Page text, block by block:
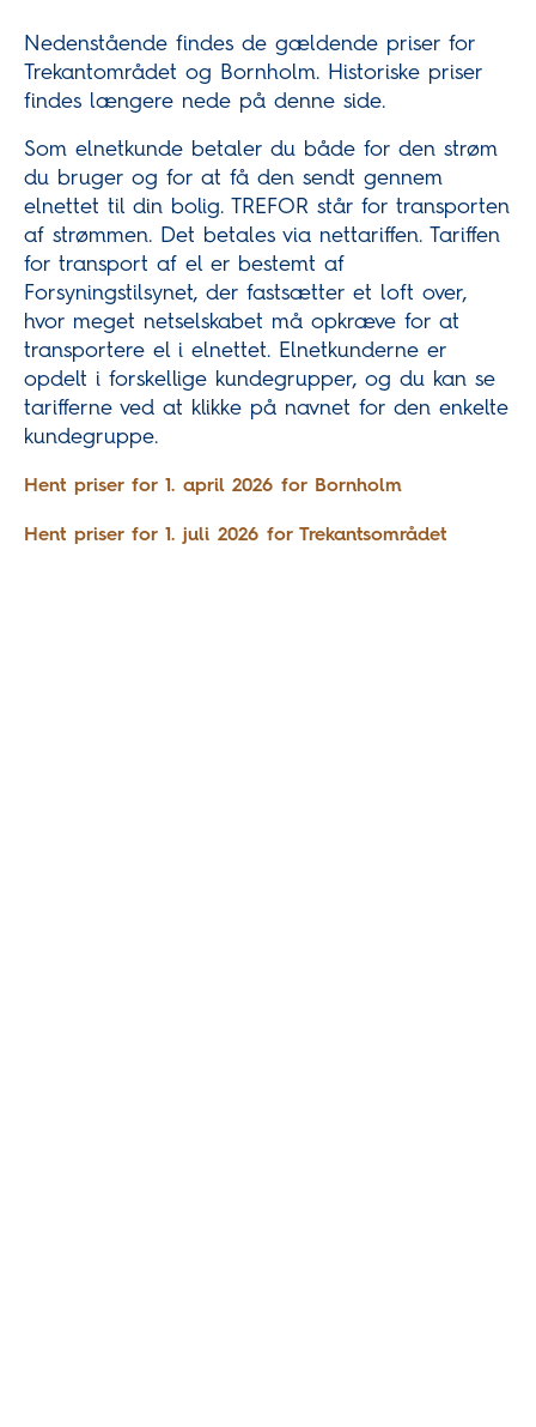
Nedenstående findes de gældende priser for
Trekantområdet og Bornholm. Historiske priser
findes længere nede på denne side.
Som elnetkunde betaler du både for den strøm
du bruger og for at få den sendt gennem
elnettet til din bolig. TREFOR står for transporten
af strømmen. Det betales via nettariffen. Tariffen
for transport af el er bestemt af
Forsyningstilsynet, der fastsætter et loft over,
hvor meget netselskabet må opkræve for at
transportere el i elnettet. Elnetkunderne er
opdelt i forskellige kundegrupper, og du kan se
tarifferne ved at klikke på navnet for den enkelte
kundegruppe.
Hent priser for 1. april 2026 for Bornholm
Hent priser for 1. juli 2026 for Trekantsområdet